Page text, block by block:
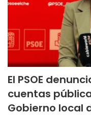
El PSOE
cuentas
Gobierno local